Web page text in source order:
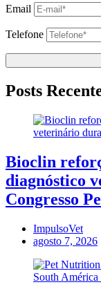
Email
Telefone
Posts
Bioclin
diagnóstico
Congresso
ImpulsoVet
agosto 7, 2026